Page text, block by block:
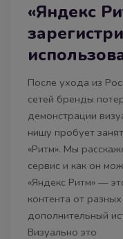
«Яндекс
После ухода из
сетей бренды
демонстрации
нишу пробует
«Ритм». Мы
сервис и как он
«Яндекс Ритм» —
контента от
дополнительный
Визуально это